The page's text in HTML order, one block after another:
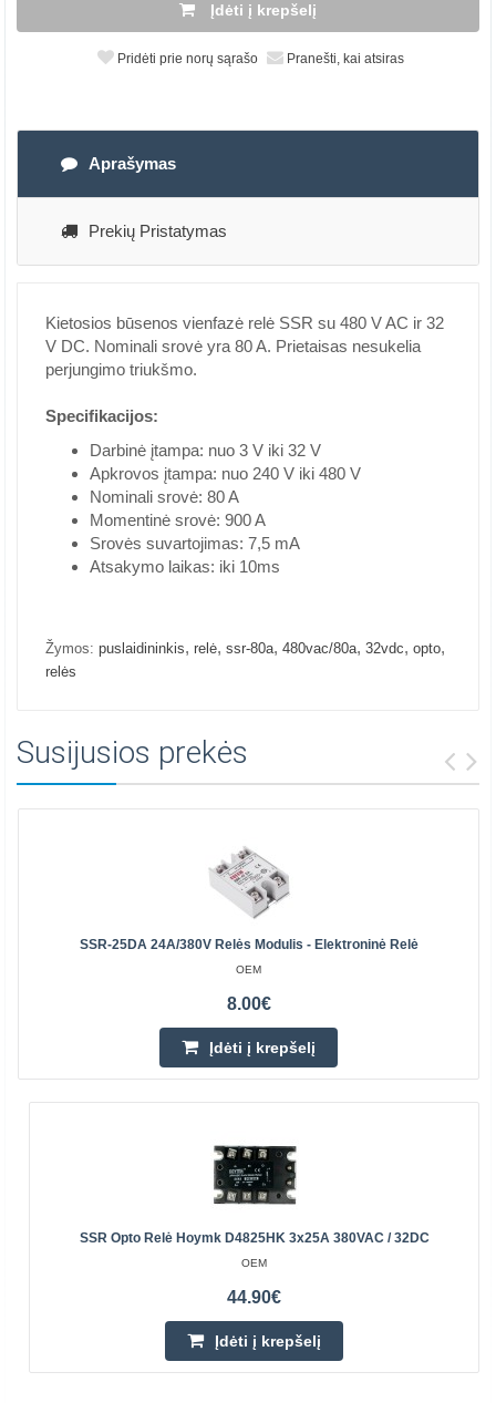
Įdėti į krepšelį
Pridėti prie norų sąrašo Pranešti, kai atsiras
Aprašymas
Prekių Pristatymas
Kietosios būsenos vienfazė relė SSR su 480 V AC ir 32
V DC. Nominali srovė yra 80 A. Prietaisas nesukelia
perjungimo triukšmo.
Specifikacijos:
Darbinė įtampa: nuo 3 V iki 32 V
Apkrovos įtampa: nuo 240 V iki 480 V
Nominali srovė: 80 A
Momentinė srovė: 900 A
Srovės suvartojimas: 7,5 mA
Atsakymo laikas: iki 10ms
Žymos: puslaidininkis, relė, ssr-80a, 480vac/80a, 32vdc, opto,
relės
Susijusios prekės
SSR-25DA 24A/380V Relės Modulis - Elektroninė Relė
OEM
8.00€
Įdėti į krepšelį
SSR Opto Relė Hoymk D4825HK 3x25A 380VAC / 32DC
OEM
44.90€
Įdėti į krepšelį